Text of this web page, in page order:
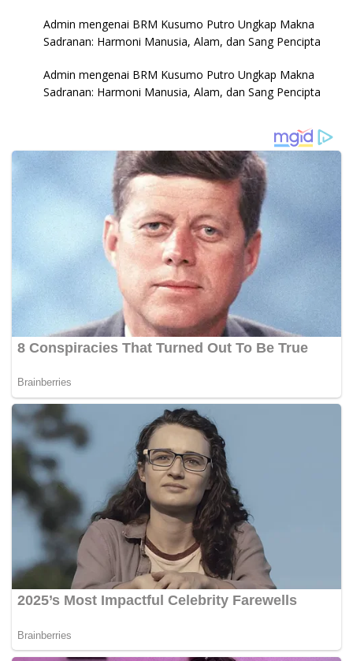
Admin mengenai BRM Kusumo Putro Ungkap Makna
Sadranan: Harmoni Manusia, Alam, dan Sang Pencipta
Admin mengenai BRM Kusumo Putro Ungkap Makna
Sadranan: Harmoni Manusia, Alam, dan Sang Pencipta